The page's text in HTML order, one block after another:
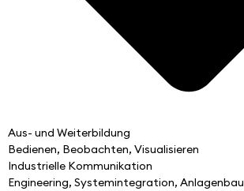
Aus- und Weiterbildung
Bedienen, Beobachten, Visualisieren
Industrielle Kommunikation
Engineering, Systemintegration, Anlagenbau